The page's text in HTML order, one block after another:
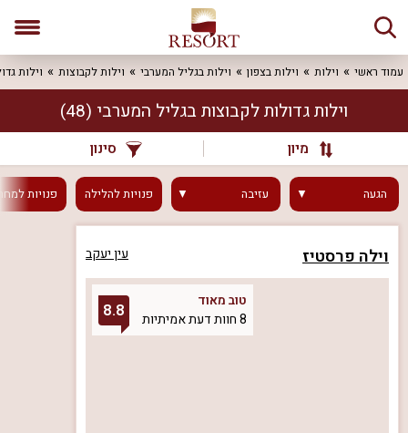
עמוד ראשי וילות וילות בצפון וילות בגליל המערבי וילות לקבוצות וילות
וילות גדולות לקבוצות בגליל המערבי (48)
מיון סינון
הגעה עזיבה פנויותלהלילה פנויות
וילה פרסטיז עין יעקב
טוב מאוד
8 חוות דעת אמיתיות
8.8